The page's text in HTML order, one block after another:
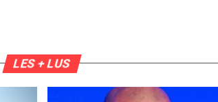
LES + LUS